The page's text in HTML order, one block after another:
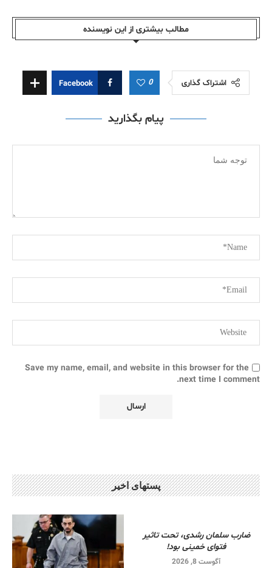
مطالب بیشتری از این نویسندە
اشتراک گذاری 0
Facebook
پیام بگذارید
Save my name, email, and website in this browser for the
next time I comment.
پستهای اخیر
ضارب سلمان رشدی، تحت تاثیر
فتوای خمینی بود!
آگوست 8, 2026